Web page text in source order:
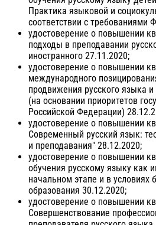
Практика языковой и
соответствии с требованиями
удостоверение о повышении
подходы в преподавании
иностранного 27.11.2020;
удостоверение о повышении
международного
продвижения русского языка
(на основании приоритетов
Российской Федерации)
удостоверение о повышении
Современный русский язык:
и преподавания" 28.12.2020;
удостоверение о повышении
обучения русскому языку как
начальном этапе и в условиях
образования 30.12.2020;
удостоверение о повышении
Совершенствование